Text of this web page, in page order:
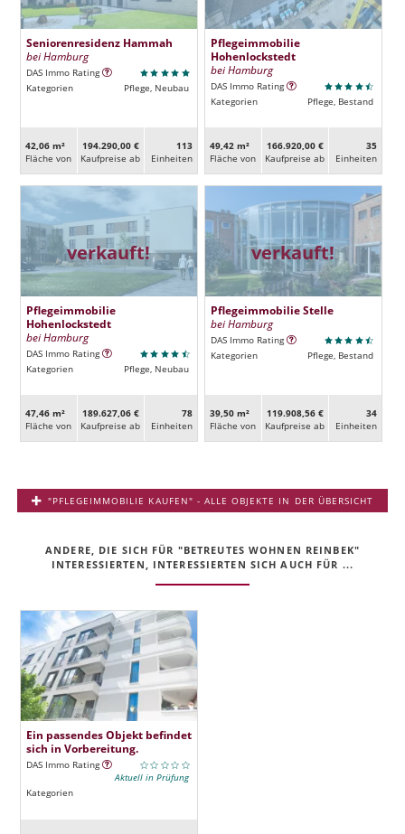
Seniorenresidenz Hammah
bei Hamburg
DAS Immo Rating
Kategorien
Pflege, Neubau
42,06 m²
Fläche von
194.290,00 €
Kaufpreise ab
113
Ein­heiten
Pflegeimmobilie
Hohenlockstedt
bei Hamburg
DAS Immo Rating
Kategorien
Pflege, Bestand
49,42 m²
Fläche von
166.920,00 €
Kaufpreise ab
35
Ein­heiten
verkauft!
Pflegeimmobilie
Hohenlockstedt
bei Hamburg
DAS Immo Rating
Kategorien
Pflege, Neubau
47,46 m²
Fläche von
189.627,06 €
Kaufpreise ab
78
Ein­heiten
verkauft!
Pflegeimmobilie Stelle
bei Hamburg
DAS Immo Rating
Kategorien
Pflege, Bestand
39,50 m²
Fläche von
119.908,56 €
Kaufpreise ab
34
Ein­heiten
"PFLEGEIMMOBILIE KAUFEN" - ALLE OBJEKTE IN DER ÜBERSICHT
ANDERE, DIE SICH FÜR "BETREUTES WOHNEN REINBEK"
INTERESSIERTEN, INTERESSIERTEN SICH AUCH FÜR ...
Ein passendes Objekt befindet
sich in Vorbereitung.
DAS Immo Rating
Aktuell in Prüfung
Kategorien